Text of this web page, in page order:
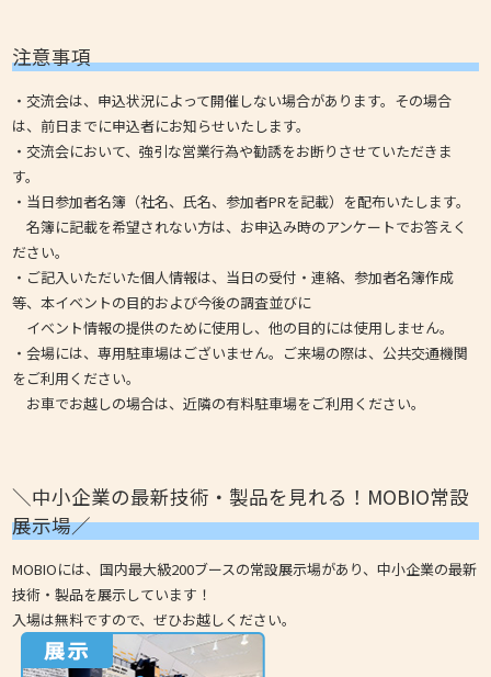
注意事項
・交流会は、申込状況によって開催しない場合があります。その場合
は、前日までに申込者にお知らせいたします。
・交流会において、強引な営業行為や勧誘をお断りさせていただきま
す。
・当日参加者名簿（社名、氏名、参加者PRを記載）を配布いたします。
名簿に記載を希望されない方は、お申込み時のアンケートでお答えく
ださい。
・ご記入いただいた個人情報は、当日の受付・連絡、参加者名簿作成
等、本イベントの目的および今後の調査並びに
イベント情報の提供のために使用し、他の目的には使用しません。
・会場には、専用駐車場はございません。ご来場の際は、公共交通機関
をご利用ください。
お車でお越しの場合は、近隣の有料駐車場をご利用ください。
＼中小企業の最新技術・製品を見れる！MOBIO常設
展示場／
MOBIOには、国内最大級200ブースの常設展示場があり、中小企業の最新
技術・製品を展示しています！
入場は無料ですので、ぜひお越しください。